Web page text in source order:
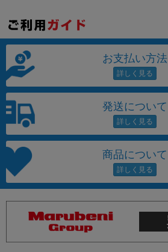
お支払い方法
発送について
商品について